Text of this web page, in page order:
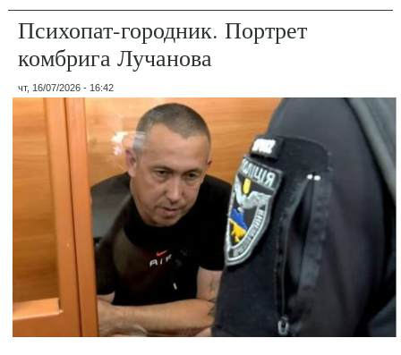
Психопат-городник. Портрет
комбрига Лучанова
чт, 16/07/2026 - 16:42